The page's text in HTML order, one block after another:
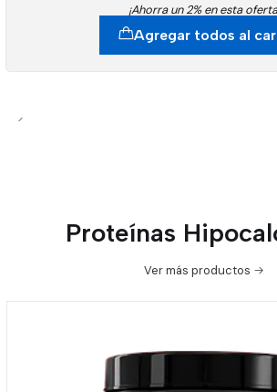
¡Ahorra un 2% en esta
Agregar todos al
Proteínas
Ver más productos